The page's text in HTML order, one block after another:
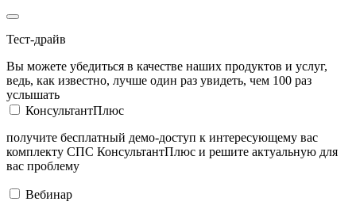
Тест-драйв
Вы можете убедиться в качестве наших продуктов и услуг,
ведь, как известно, лучше один раз увидеть, чем 100 раз
услышать
КонсультантПлюс
получите бесплатный демо-доступ к интересующему вас
комплекту СПС КонсультантПлюс и решите актуальную для
вас проблему
Вебинар